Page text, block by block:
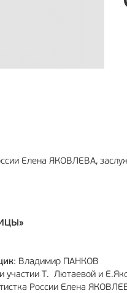
Елена ЯКОВЛЕВА,
: Владимир ПАНКОВ
участии Т. Лютаевой и
России Елена